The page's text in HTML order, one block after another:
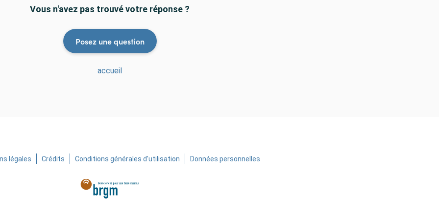
Vous n'avez pas trouvé votre réponse ?
Posez une question
accueil
légales Crédits Conditions générales d'utilisation Données personnelles